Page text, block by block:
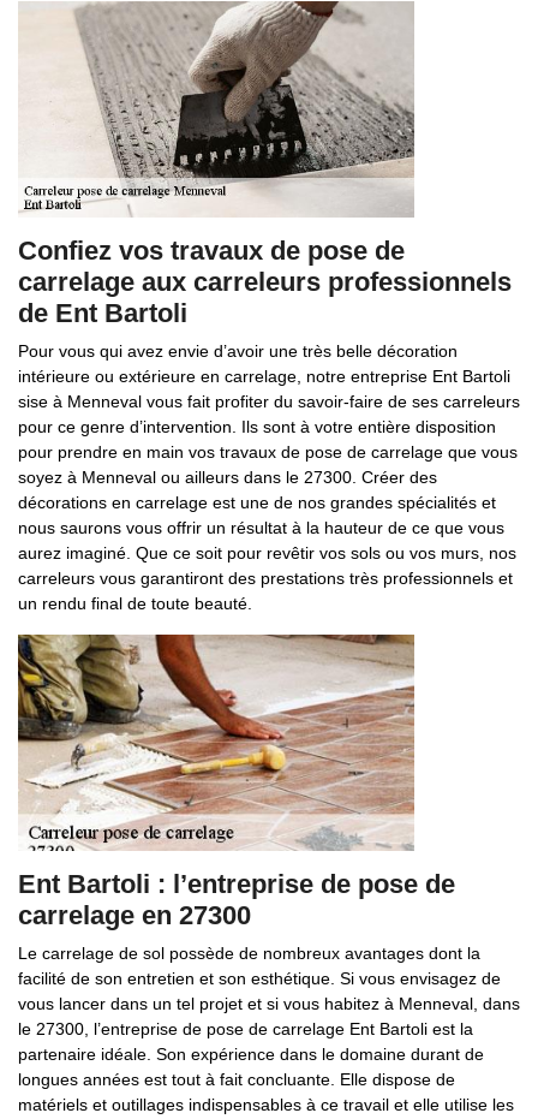
Confiez vos travaux de pose de
carrelage aux carreleurs professionnels
de Ent Bartoli
Pour vous qui avez envie d’avoir une très belle décoration
intérieure ou extérieure en carrelage, notre entreprise Ent Bartoli
sise à Menneval vous fait profiter du savoir-faire de ses carreleurs
pour ce genre d’intervention. Ils sont à votre entière disposition
pour prendre en main vos travaux de pose de carrelage que vous
soyez à Menneval ou ailleurs dans le 27300. Créer des
décorations en carrelage est une de nos grandes spécialités et
nous saurons vous offrir un résultat à la hauteur de ce que vous
aurez imaginé. Que ce soit pour revêtir vos sols ou vos murs, nos
carreleurs vous garantiront des prestations très professionnels et
un rendu final de toute beauté.
Ent Bartoli : l’entreprise de pose de
carrelage en 27300
Le carrelage de sol possède de nombreux avantages dont la
facilité de son entretien et son esthétique. Si vous envisagez de
vous lancer dans un tel projet et si vous habitez à Menneval, dans
le 27300, l’entreprise de pose de carrelage Ent Bartoli est la
partenaire idéale. Son expérience dans le domaine durant de
longues années est tout à fait concluante. Elle dispose de
matériels et outillages indispensables à ce travail et elle utilise les